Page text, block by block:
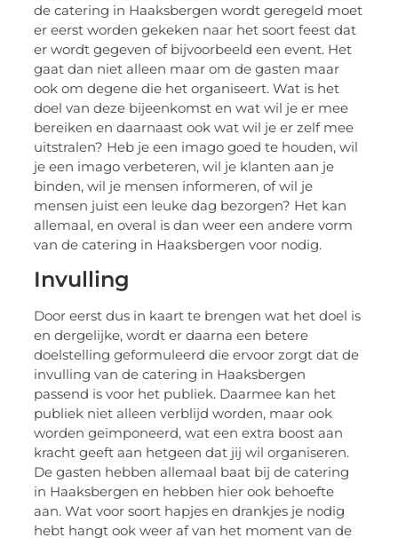
de catering in Haaksbergen wordt geregeld moet
er eerst worden gekeken naar het soort feest dat
er wordt gegeven of bijvoorbeeld een event. Het
gaat dan niet alleen maar om de gasten maar
ook om degene die het organiseert. Wat is het
doel van deze bijeenkomst en wat wil je er mee
bereiken en daarnaast ook wat wil je er zelf mee
uitstralen? Heb je een imago goed te houden, wil
je een imago verbeteren, wil je klanten aan je
binden, wil je mensen informeren, of wil je
mensen juist een leuke dag bezorgen? Het kan
allemaal, en overal is dan weer een andere vorm
van de catering in Haaksbergen voor nodig.
Invulling
Door eerst dus in kaart te brengen wat het doel is
en dergelijke, wordt er daarna een betere
doelstelling geformuleerd die ervoor zorgt dat de
invulling van de catering in Haaksbergen
passend is voor het publiek. Daarmee kan het
publiek niet alleen verblijd worden, maar ook
worden geïmponeerd, wat een extra boost aan
kracht geeft aan hetgeen dat jij wil organiseren.
De gasten hebben allemaal baat bij de catering
in Haaksbergen en hebben hier ook behoefte
aan. Wat voor soort hapjes en drankjes je nodig
hebt hangt ook weer af van het moment van de